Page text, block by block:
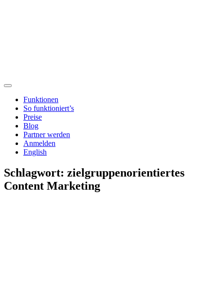
Funktionen
So funktioniert’s
Preise
Blog
Partner werden
Anmelden
English
Schlagwort: zielgruppenorientiertes
Content Marketing